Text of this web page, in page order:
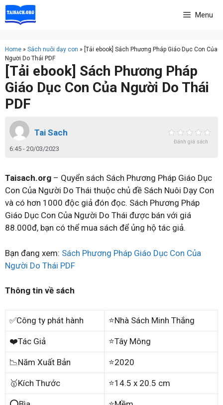
Skip
to
Menu
Home » Sách nuôi dạy con » [Tải ebook] Sách Phương Pháp Giáo Dục Con Của
Người Do Thái PDF
[Tải ebook] Sách Phương Pháp
Giáo Dục Con Của Người Do Thái
PDF
Tai Sach
6:45 - 20/03/2023
Đánh giá sách
Taisach.org – Quyển sách Sách Phương Pháp Giáo Dục
Con Của Người Do Thái thuộc chủ đề Sách Nuôi Dạy Con
và có hơn 1000 độc giả đón đọc. Sách Phương Pháp
Giáo Dục Con Của Người Do Thái được bán với giá
88.000đ, bạn có thể mua sách để ủng hộ tác giả.
Bạn đang xem: Sách Phương Pháp Giáo Dục Con Của
Người Do Thái PDF
Thông tin về sách
✅Công ty phát hành ⭐Nhà Sách Minh Thắng
❤️Tác Giả ⭐Tây Mông
📉Năm Xuất Bản ⭐2020
🥇Kích Thước ⭐14.5 x 20.5 cm